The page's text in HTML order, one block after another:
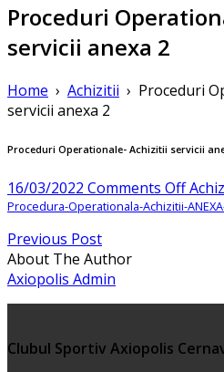
Proceduri
servicii anexa 2
Home › Achizitii › Proceduri
servicii anexa 2
Proceduri Operationale- Achizitii servicii
16/03/2022 Comments Offon
2
Procedura-Operationala-Achizitii-
Previous Post
About The Author
Axiopolis Admin
Clubul Sportiv Axiopolis